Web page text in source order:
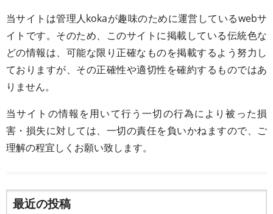
当サイトは管理人kokaが趣味のために運営しているwebサ
イトです。そのため、このサイトに掲載している伝統色な
どの情報は、可能な限り正確なものを掲載するよう努力し
ておりますが、その正確性や適切性を確約するものではあ
りません。
当サイトの情報を用いて行う一切の行為により被った損
害・損失に対しては、一切の責任を負いかねますので、ご
理解の程宜しくお願い致します。
最近の投稿